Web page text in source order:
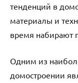
тенденций в
материалы и
время набирают
Одним из
домостроении